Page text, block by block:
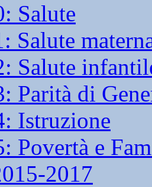
Salute
Salute
Salute
Parità di
Istruzione
Povertà e
2017